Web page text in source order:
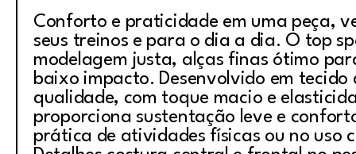
Conforto e praticidade em uma peça,
seus treinos e para o dia a dia. O top
modelagem justa, alças finas ótimo
baixo impacto. Desenvolvido em tecido
qualidade, com toque macio e
proporciona sustentação leve e
prática de atividades físicas ou no uso